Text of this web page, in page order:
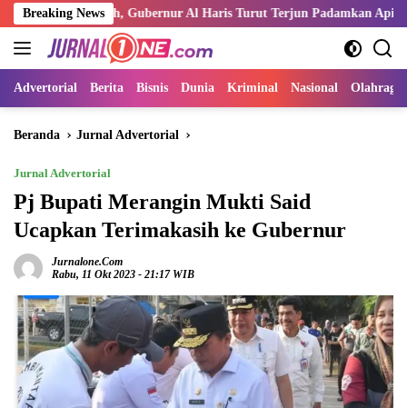
Langsung
ke
konten
Breaking News
Merah, Gubernur Al Haris Turut Terjun Padamkan Api
Advertorial Berita Bisnis Dunia Kriminal Nasional Olahraga
Beranda Jurnal Advertorial
Jurnal Advertorial
Pj Bupati Merangin Mukti Said
Ucapkan Terimakasih ke Gubernur
Jurnalone.com
Rabu, 11 Okt 2023 - 21:17 WIB